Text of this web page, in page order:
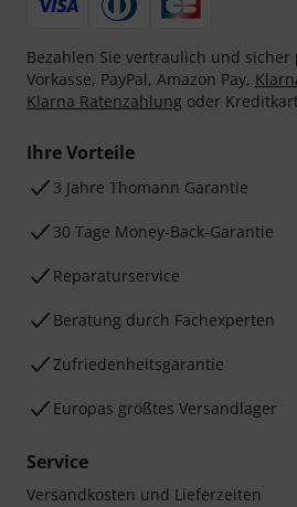
Bezahlen Sie vertraulich und sicher
Vorkasse, PayPal, Amazon Pay,
Klarna Ratenzahlung oder
Ihre Vorteile
3 Jahre Thomann Garantie
30 Tage Money-Back-Garantie
Reparaturservice
Beratung durch Fachexperten
Zufriedenheitsgarantie
Europas größtes Versandlager
Service
Versandkosten und Lieferzeiten